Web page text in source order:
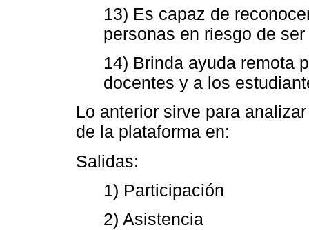
13) Es capaz de
personas en riesgo de
14) Brinda ayuda remota
docentes y a los
Lo anterior sirve para
de la plataforma en:
Salidas:
1) Participación
2) Asistencia